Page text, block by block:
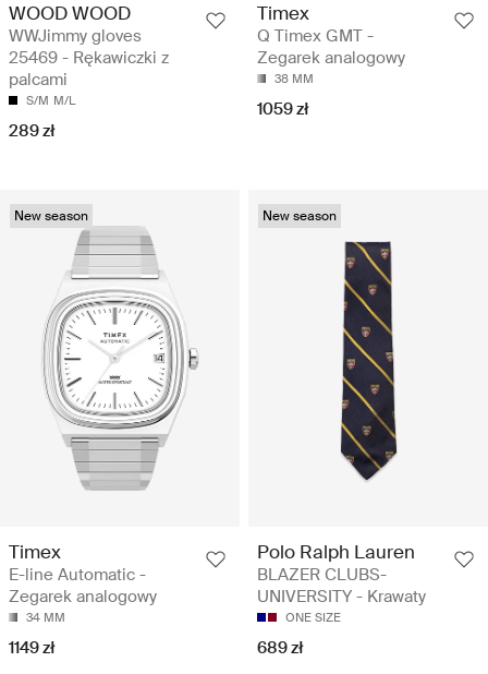
WOOD WOOD
WWJimmy gloves
25469 - Rękawiczki z
palcami
S/M M/L
289 zł
Timex
Q Timex GMT -
Zegarek analogowy
38 MM
1059 zł
New season
Timex
E-line Automatic -
Zegarek analogowy
34 MM
1149 zł
New season
Polo Ralph Lauren
BLAZER CLUBS-
UNIVERSITY - Krawaty
ONE SIZE
689 zł